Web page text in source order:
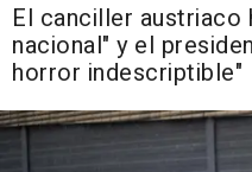
El canciller austriaco
nacional" y el
horror indescriptible"